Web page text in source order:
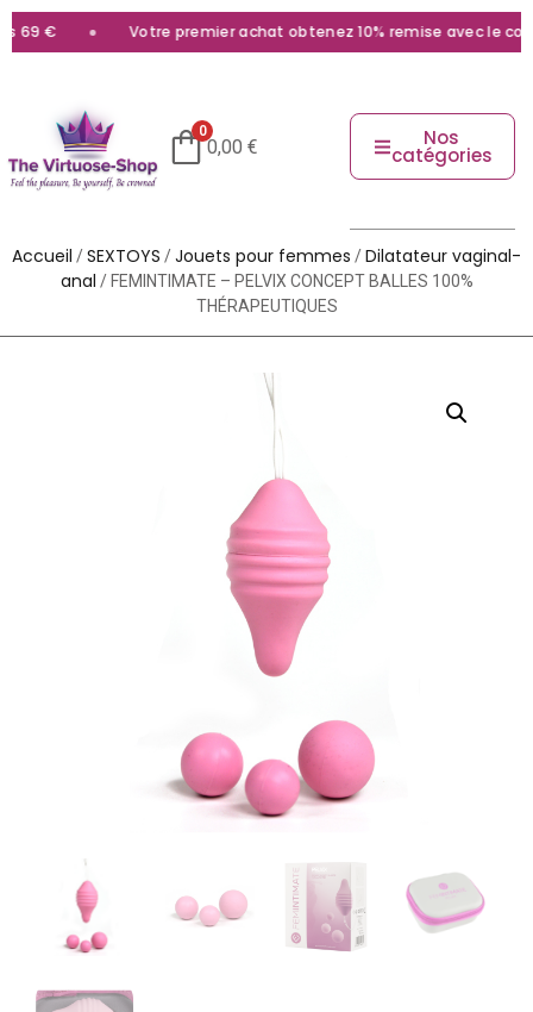
€ Votre premier achat obtenez 10% remise avec le code
0
0,00 € Nos
catégories
Accueil /SEXTOYS /Jouets pour femmes /Dilatateur vaginal-
anal / FEMINTIMATE – PELVIX CONCEPT BALLES 100%
THÉRAPEUTIQUES